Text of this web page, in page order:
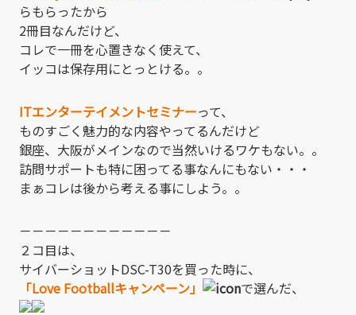
らもらったから
2冊目なんだけど、
コレで一冊を心置きなく使えて、
イッコは保存用にとっとける。。
ITエンターテイメントセミナーって、
ものすごく魅力的な内容やってるんだけど
銀座、大阪がメインなので当然いけるワケもない。。
訪問サポートも特に困ってる事なんにもない・・・
まぁコレは後から考える事にしよう。。
－－－－－－－－－－－－
２コ目は、
サイバーショットDSC-T30を買った時に、
「Love Footballキャンペーン」
で選んだ、